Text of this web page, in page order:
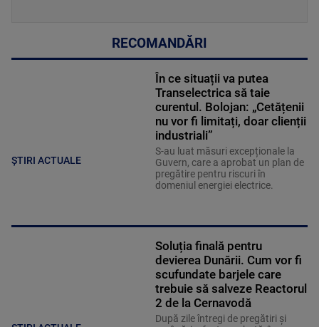
RECOMANDĂRI
ȘTIRI ACTUALE
În ce situații va putea
Transelectrica să taie
curentul. Bolojan: „Cetățenii
nu vor fi limitați, doar clienții
industriali”
S-au luat măsuri excepționale la
Guvern, care a aprobat un plan de
pregătire pentru riscuri în
domeniul energiei electrice.
Soluția finală pentru
devierea Dunării. Cum vor fi
scufundate barjele care
trebuie să salveze Reactorul
2 de la Cernavodă
După zile întregi de pregătiri și